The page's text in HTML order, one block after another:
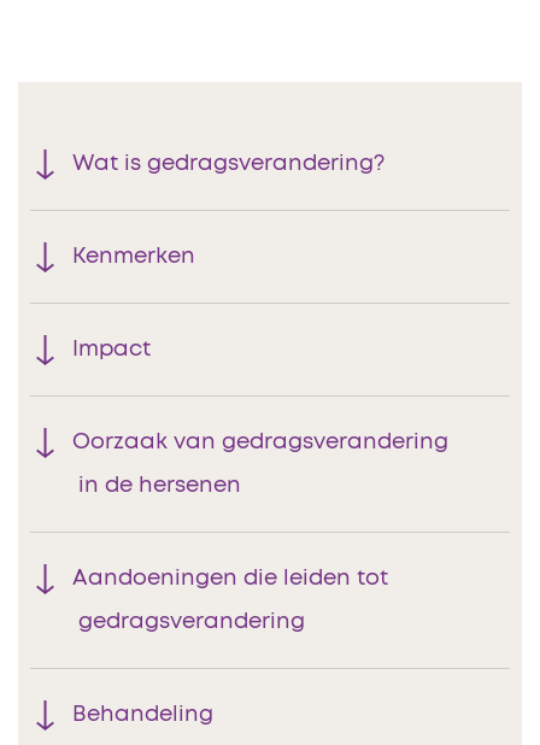
Wat is gedragsverandering?
Kenmerken
Impact
Oorzaak van gedragsverandering
in de hersenen
Aandoeningen die leiden tot
gedragsverandering
Behandeling